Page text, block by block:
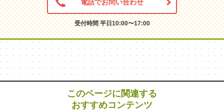
電話でお問い合わせ
受付時間 平日10:00〜17:00
このページに関連する
おすすめコンテンツ